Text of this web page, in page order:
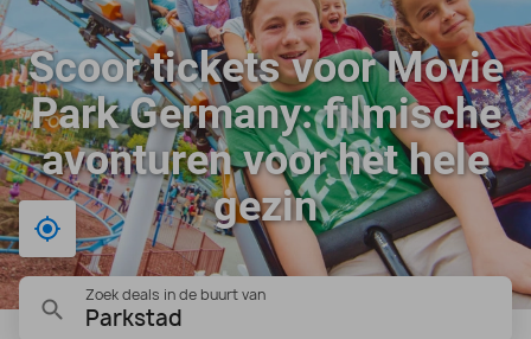
9,4
Ontdek 15.000+ deals
Scoor tickets voor Movie
Park Germany: filmische
avonturen voor het hele
gezin
Bij mij in de buurt
Zoek deals in de buurt van
Parkstad